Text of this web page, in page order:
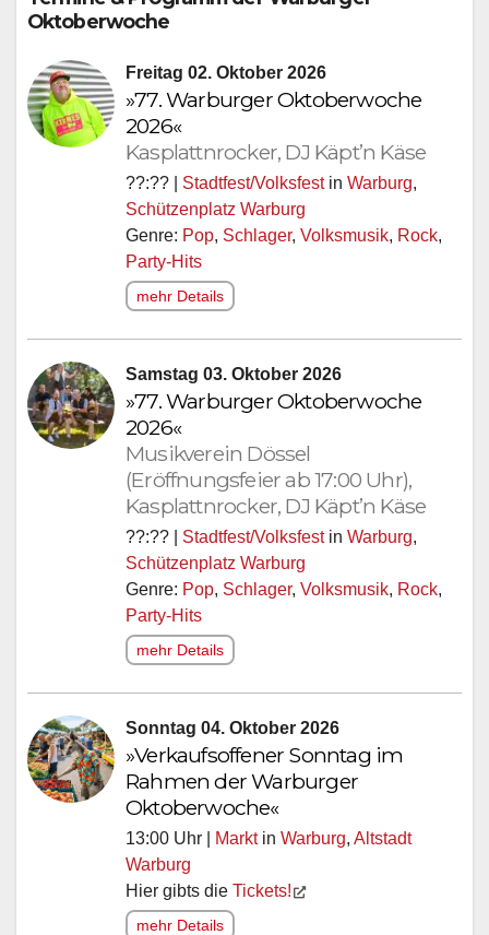
Oktoberwoche
Freitag 02. Oktober 2026
»77. Warburger Oktoberwoche
2026«
Kasplattnrocker, DJ Käpt’n Käse
??:?? | Stadtfest/Volksfestin Warburg,
Schützenplatz Warburg
Genre: Pop, Schlager, Volksmusik, Rock,
Party-Hits
mehr Details
Samstag 03. Oktober 2026
»77. Warburger Oktoberwoche
2026«
Musikverein Dössel
(Eröffnungsfeier ab 17:00 Uhr),
Kasplattnrocker, DJ Käpt’n Käse
??:?? | Stadtfest/Volksfestin Warburg,
Schützenplatz Warburg
Genre: Pop, Schlager, Volksmusik, Rock,
Party-Hits
mehr Details
Sonntag 04. Oktober 2026
»Verkaufsoffener Sonntag im
Rahmen der Warburger
Oktoberwoche«
13:00 Uhr | Marktin Warburg, Altstadt
Warburg
Hier gibts die Tickets!
mehr Details